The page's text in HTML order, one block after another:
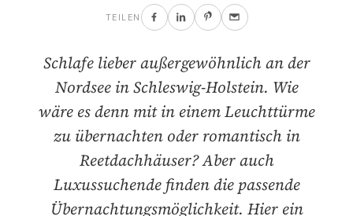
TEILEN
Schlafe lieber außergewöhnlich an der
Nordsee in Schleswig-Holstein. Wie
wäre es denn mit in einem Leuchttürme
zu übernachten oder romantisch in
Reetdachhäuser? Aber auch
Luxussuchende finden die passende
Übernachtungsmöglichkeit. Hier ein